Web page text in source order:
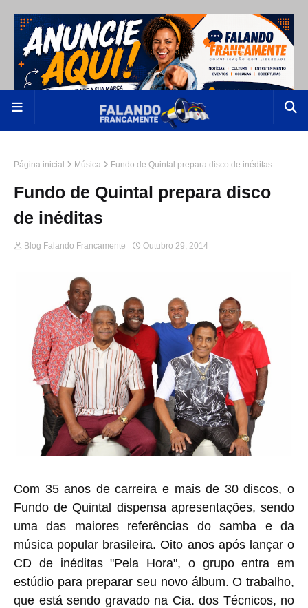
Página inicial Música Fundo de Quintal prepara disco de inéditas
Fundo de Quintal prepara disco
de inéditas
Blog Falando Francamente Outubro 29, 2014
Com 35 anos de carreira e mais de 30 discos, o
Fundo de Quintal dispensa apresentações, sendo
uma das maiores referências do samba e da
música popular brasileira. Oito anos após lançar o
CD de inéditas "Pela Hora", o grupo entra em
estúdio para preparar seu novo álbum. O trabalho,
que está sendo gravado na Cia. dos Técnicos, no